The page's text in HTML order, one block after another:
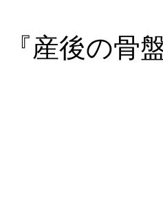
『産後の骨